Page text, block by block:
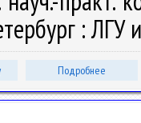
: ЛГУ
Подробнее